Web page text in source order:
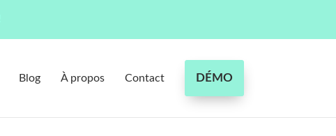
Blog À propos Contact DÉMO